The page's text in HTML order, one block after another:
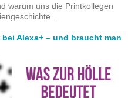
warum uns die Printkollegen
Alexa+ – und braucht man